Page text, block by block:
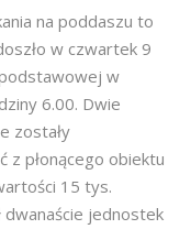
na poddaszu to
w czwartek 9
w
6.00. Dwie
zostały
z płonącego obiektu
15 tys.
dwanaście jednostek